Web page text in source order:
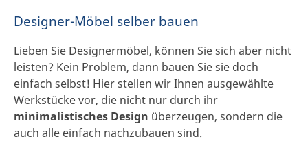
Designer-Möbel selber bauen
Lieben Sie Designermöbel, können Sie sich aber nicht
leisten? Kein Problem, dann bauen Sie sie doch
einfach selbst! Hier stellen wir Ihnen ausgewählte
Werkstücke vor, die nicht nur durch ihr
minimalistisches Design überzeugen, sondern die
auch alle einfach nachzubauen sind.